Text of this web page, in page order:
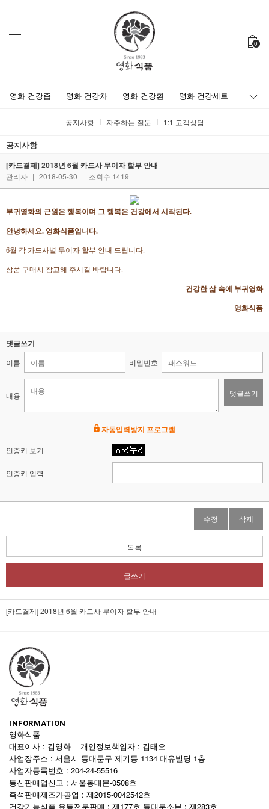
0
영화 건강즙 영화 건강차 영화 건강환 영화 건강세트
공지사항 자주하는 질문 1:1 고객상담
공지사항
[카드결제] 2018년 6월 카드사 무이자 할부 안내
관리자 | 2018-05-30 | 조회수 1419
부귀영화의 근원은 행복이며 그 행복은 건강에서 시작된다.
안녕하세요. 영화식품입니다.
6월 각 카드사별 무이자 할부 안내 드립니다.
상품 구매시 참고해 주시길 바랍니다.
건강한 삶 속에 부귀영화
영화식품
댓글쓰기
이름 비밀번호
내용 댓글쓰기
자동입력방지 프로그램
인증키 보기
인증키 입력
수정 삭제
목록
글쓰기
[카드결제] 2018년 6월 카드사 무이자 할부 안내
INFORMATION
영화식품
대표이사 : 김영화 개인정보책임자 : 김태오
사업장주소 : 서울시 동대문구 제기동 1134 대유빌딩 1층
사업자등록번호 : 204-24-55516
통신판매업신고 : 서울동대문-0508호
즉석판매제조가공업 : 제2015-0042542호
건강기능식품 유통전문판매 : 제177호 동대문소분 : 제283호